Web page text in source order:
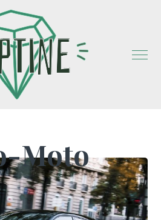
Moto